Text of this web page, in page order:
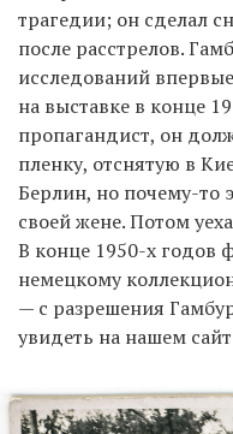
трагедии; он сделал
после расстрелов.
исследований
на выставке в конце
пропагандист, он
пленку, отснятую в
Берлин, но почему-то
своей жене. Потом
В конце 1950-х годов
немецкому
— с разрешения
увидеть на нашем